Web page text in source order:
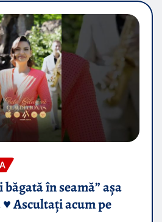
în seamă” așa
Ascultați acum pe